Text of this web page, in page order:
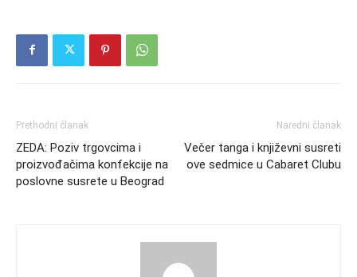
Prethodni članak
ZEDA: Poziv trgovcima i
proizvođačima konfekcije na
poslovne susrete u Beograd
Naredni članak
Večer tanga i književni susreti
ove sedmice u Cabaret Clubu